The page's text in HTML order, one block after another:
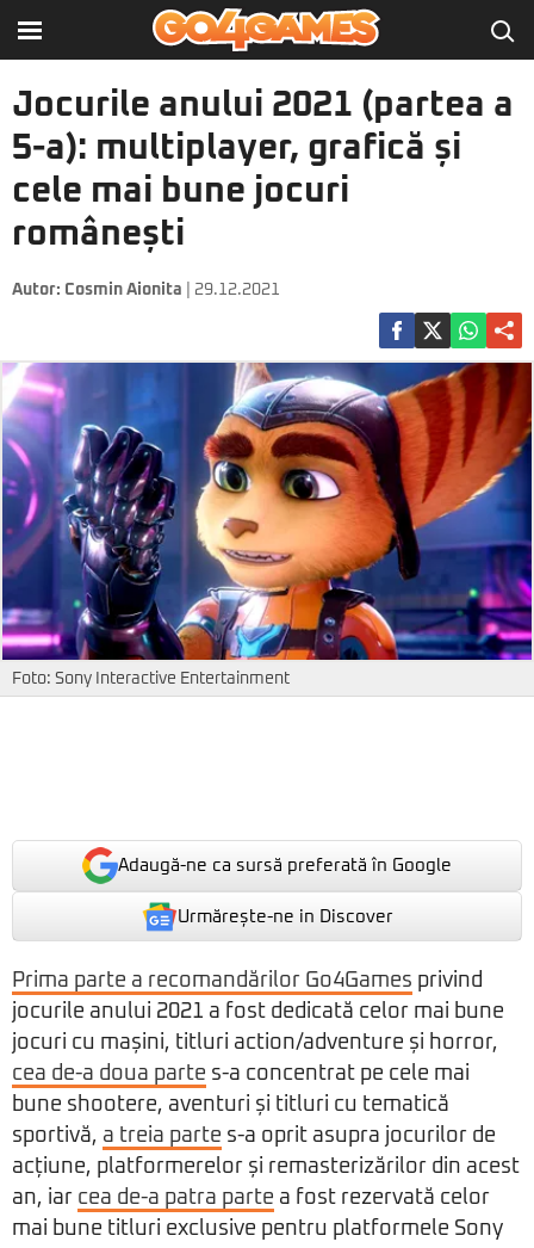
Jocurile anului 2021 (partea a
5-a): multiplayer, grafică și
cele mai bune jocuri
românești
Autor: Cosmin Aionita | 29.12.2021
Foto: Sony Interactive Entertainment
Adaugă-ne ca sursă preferată în Google
Urmărește-ne in Discover
Prima parte a recomandărilor Go4Games privind
jocurile anului 2021 a fost dedicată celor mai bune
jocuri cu mașini, titluri action/adventure și horror,
cea de-a doua parte s-a concentrat pe cele mai
bune shootere, aventuri și titluri cu tematică
sportivă, a treia parte s-a oprit asupra jocurilor de
acțiune, platformerelor și remasterizărilor din acest
an, iar cea de-a patra parte a fost rezervată celor
mai bune titluri exclusive pentru platformele Sony